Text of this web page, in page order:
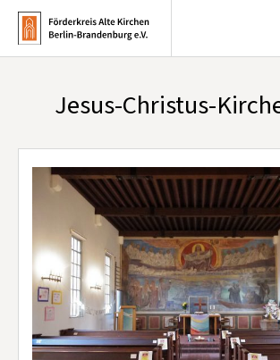
Kirchen
Publikationen
Kunst & Kultur
Förderung & Spenden
Über uns
Jesus-Christus-